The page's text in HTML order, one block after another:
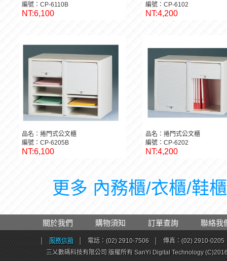
編號：CP-6110B
NT:6,100
編號：CP-6102
NT:4,200
品名：捲門式公文櫃
編號：CP-6205B
NT:6,100
品名：捲門式公文櫃
編號：CP-6202
NT:4,200
更多 內務櫃/衣櫃/鞋
關於我們 購物須知 訂單查詢 聯絡我
服務信箱 電話：(02) 2910-7506
傳真：(02) 2910-0205
三乂數碼科技有限公司 版權所有 SanYi Digital Technology